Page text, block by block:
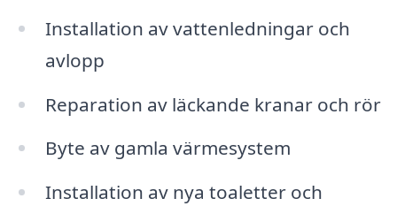
Installation av vattenledningar och
avlopp
Reparation av läckande kranar och rör
Byte av gamla värmesystem
Installation av nya toaletter och